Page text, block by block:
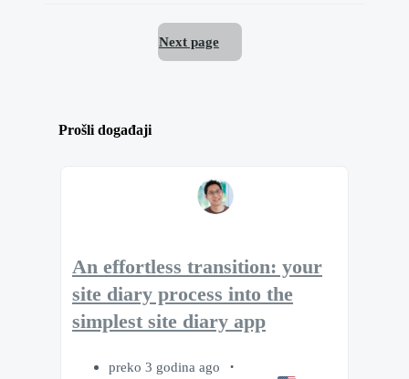
Next page
Prošli događaji
An effortless transition: your
site diary process into the
simplest site diary app
preko 3 godina ago